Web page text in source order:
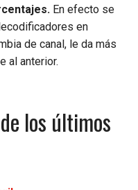
En efecto se
en
de canal, le da más
al anterior.
los últimos